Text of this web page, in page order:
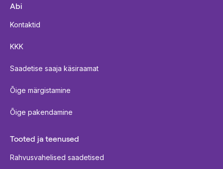
Abi
Kontaktid
KKK
Saadetise saaja käsiraamat
Õige märgistamine
Õige pakendamine
Tooted ja teenused
Rahvusvahelised saadetised